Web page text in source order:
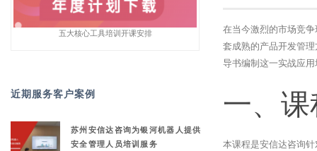
在当今激烈的市场竞
套成熟的产品开发管
导书编制这一实战应
一、
本课程是安信达咨询
五大核心工具培训开课安排
近期服务客户案例
苏州安信达咨询为银河机器人提供
安全管理人员培训服务